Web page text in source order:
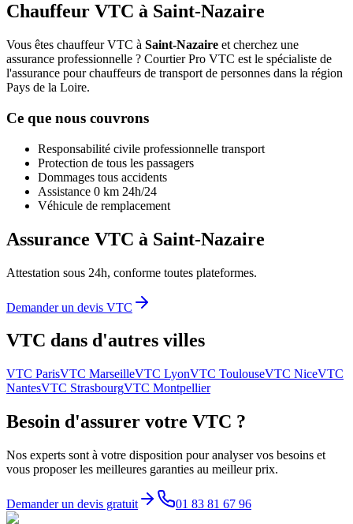
Chauffeur VTC à Saint-Nazaire
Vous êtes chauffeur VTC à Saint-Nazaire et cherchez une
assurance professionnelle ? Courtier Pro VTC est le spécialiste de
l'assurance pour chauffeurs de transport de personnes dans la région
Pays de la Loire.
Ce que nous couvrons
Responsabilité civile professionnelle transport
Protection de tous les passagers
Dommages tous accidents
Assistance 0 km 24h/24
Véhicule de remplacement
Assurance VTC à Saint-Nazaire
Attestation sous 24h, conforme toutes plateformes.
Demander un devis VTC
VTC dans d'autres villes
VTC ParisVTC MarseilleVTC LyonVTC ToulouseVTC NiceVTC
NantesVTC StrasbourgVTC Montpellier
Besoin d'assurer votre VTC ?
Nos experts sont à votre disposition pour analyser vos besoins et
vous proposer les meilleures garanties au meilleur prix.
Demander un devis gratuit 01 83 81 67 96